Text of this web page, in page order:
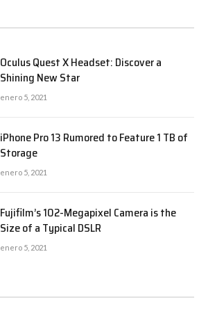
Oculus Quest X Headset: Discover a
Shining New Star
enero 5, 2021
iPhone Pro 13 Rumored to Feature 1 TB of
Storage
enero 5, 2021
Fujifilm’s 102-Megapixel Camera is the
Size of a Typical DSLR
enero 5, 2021